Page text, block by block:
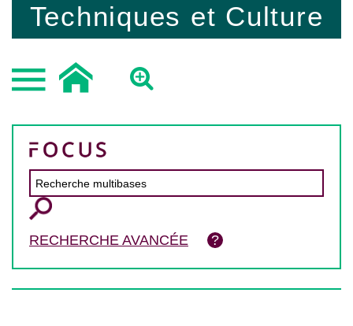
Techniques et Culture
RECHERCHE AVANCÉE